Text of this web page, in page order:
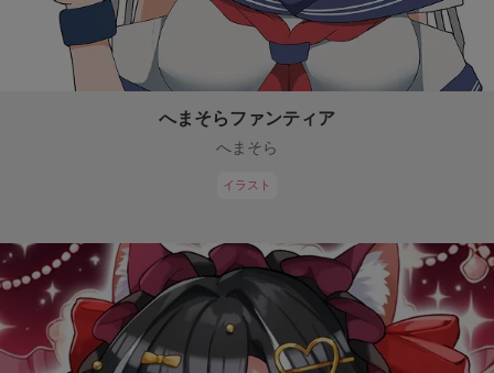
へまそらファンティア
へまそら
イラスト